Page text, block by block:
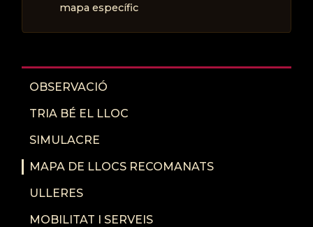
OBSERVACIÓ
TRIA BÉ EL LLOC
SIMULACRE
MAPA DE LLOCS RECOMANATS
ULLERES
MOBILITAT I SERVEIS
mapa específic